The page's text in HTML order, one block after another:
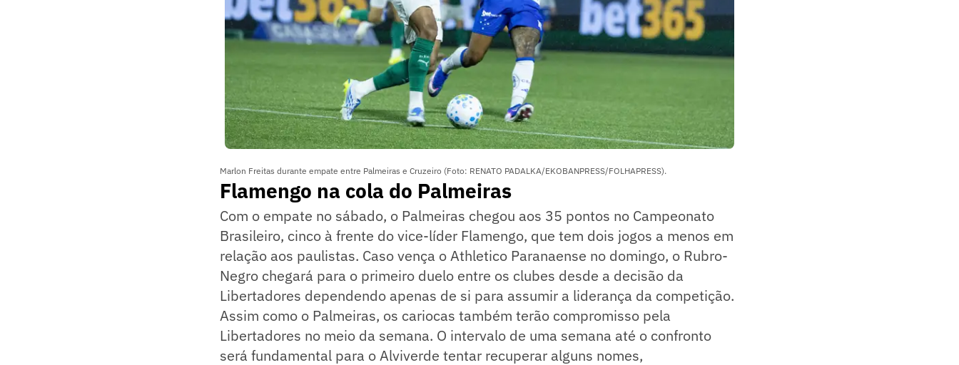
Marlon Freitas durante empate entre Palmeiras e Cruzeiro (Foto: RENATO PADALKA/EKOBANPRESS/FOLHAPRESS).
Flamengo na cola do Palmeiras
Com o empate no sábado, o Palmeiras chegou aos 35 pontos no Campeonato
Brasileiro, cinco à frente do vice-líder Flamengo, que tem dois jogos a menos em
relação aos paulistas. Caso vença o Athletico Paranaense no domingo, o Rubro-
Negro chegará para o primeiro duelo entre os clubes desde a decisão da
Libertadores dependendo apenas de si para assumir a liderança da competição.
Assim como o Palmeiras, os cariocas também terão compromisso pela
Libertadores no meio da semana. O intervalo de uma semana até o confronto
será fundamental para o Alviverde tentar recuperar alguns nomes,